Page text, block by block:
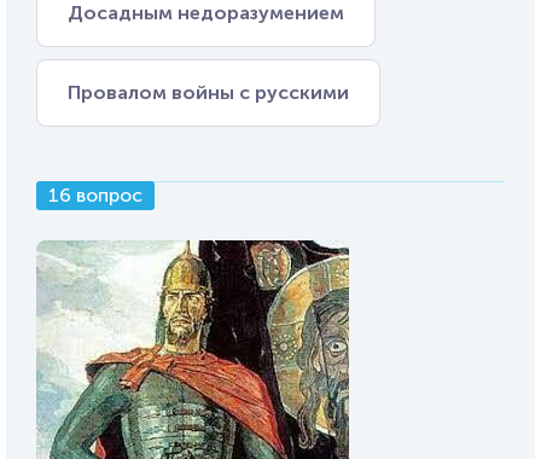
Досадным недоразумением
Провалом войны с русскими
16 вопрос